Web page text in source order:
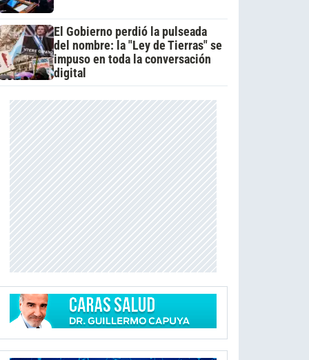
El Gobierno perdió la pulseada
del nombre: la "Ley de Tierras" se
impuso en toda la conversación
digital